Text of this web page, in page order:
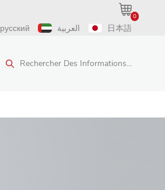
0
русский العربية 日本語
Rechercher Des Informations...